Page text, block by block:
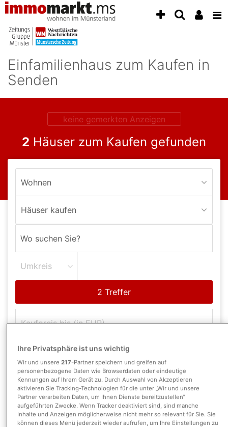
Accessibility
aktivieren
zur
zum
Inhalt
zum
Einfamilienhaus zum Kaufen in
Senden
keine gemerkten Anzeigen
2 Häuser zum Kaufen gefunden
Wohnen
Häuser kaufen
Umkreis
Wohnfläche
Zimmer
Suche anpassen
Ihre Privatsphäre ist uns wichtig
Wir und unsere 217-Partner speichern und greifen auf
personenbezogene Daten wie Browserdaten oder eindeutige
Kennungen auf Ihrem Gerät zu. Durch Auswahl von Akzeptieren
aktivieren Sie Tracking-Technologien für die unter „Wir und unsere
Partner verarbeiten Daten, um Ihnen Dienste bereitzustellen“
aufgeführten Zwecke. Wenn Tracker deaktiviert sind, sind manche
Inhalte und Anzeigen möglicherweise nicht mehr so relevant für Sie. Sie
können dieses Menü jederzeit wieder aufrufen, um Ihre Einstellungen zu